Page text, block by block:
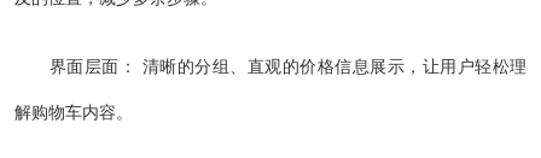
界面层面： 清晰的分组、直观的价格信息展示，让用户轻松理
解购物车内容。